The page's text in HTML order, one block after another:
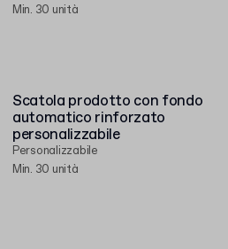
Min. 30 unità
Scatola prodotto con fondo
automatico rinforzato
personalizzabile
Personalizzabile
Min. 30 unità